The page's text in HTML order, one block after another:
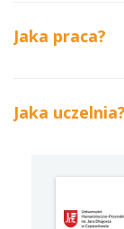
Jaka praca?
Jaka uczelnia?